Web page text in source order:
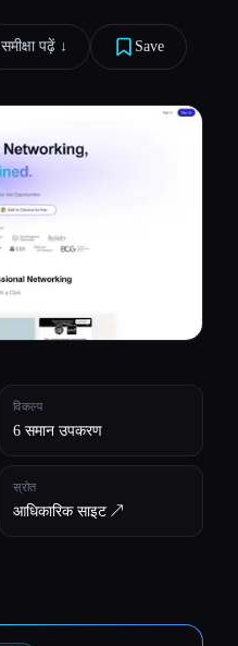
समीक्षा पढ़ें ↓︎ Save
विकल्प
6 समान उपकरण
स्रोत
आधिकारिक साइट ↗︎